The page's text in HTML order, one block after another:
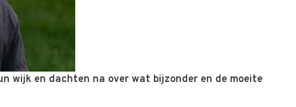
wijk en dachten na over wat bijzonder en de moeite